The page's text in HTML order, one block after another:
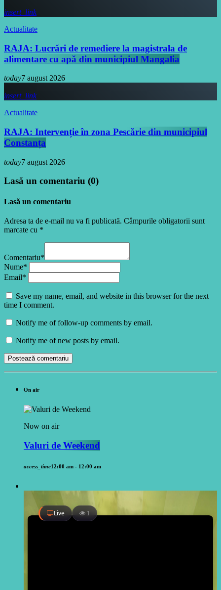
insert_link
Actualitate
RAJA: Lucrări de remediere la magistrala de
alimentare cu apă din municipiul Mangalia
today7 august 2026
insert_link
Actualitate
RAJA: Intervenție în zona Pescărie din municipiul
Constanța
today7 august 2026
Lasă un comentariu (0)
Lasă un comentariu
Adresa ta de e-mail nu va fi publicată. Câmpurile obligatorii sunt
marcate cu *
Comentariu*
Nume*
Email*
Save my name, email, and website in this browser for the next
time I comment.
Notify me of follow-up comments by email.
Notify me of new posts by email.
On air
Now on air
Valuri de Weekend
access_time12:00 am - 12:00 am